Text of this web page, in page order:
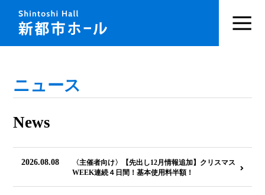
ニュース
News
2026.08.08
〈主催者向け〉【先出し12月情報追加】クリスマス
WEEK連続４日間！基本使用料半額！